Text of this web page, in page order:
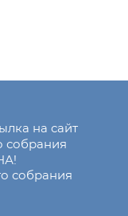
на сайт
собрания
собрания